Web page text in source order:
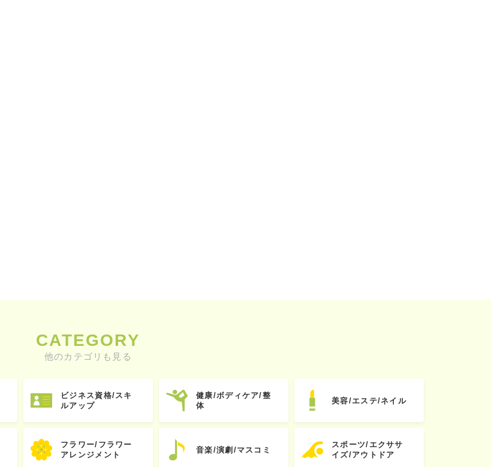
CATEGORY
他のカテゴリも見る
ビジネス資格/スキ
ルアップ
健康/ボディケア/整
体
美容/エステ/ネイル
フラワー/フラワー
アレンジメント
音楽/演劇/マスコミ
スポーツ/エクササ
イズ/アウトドア